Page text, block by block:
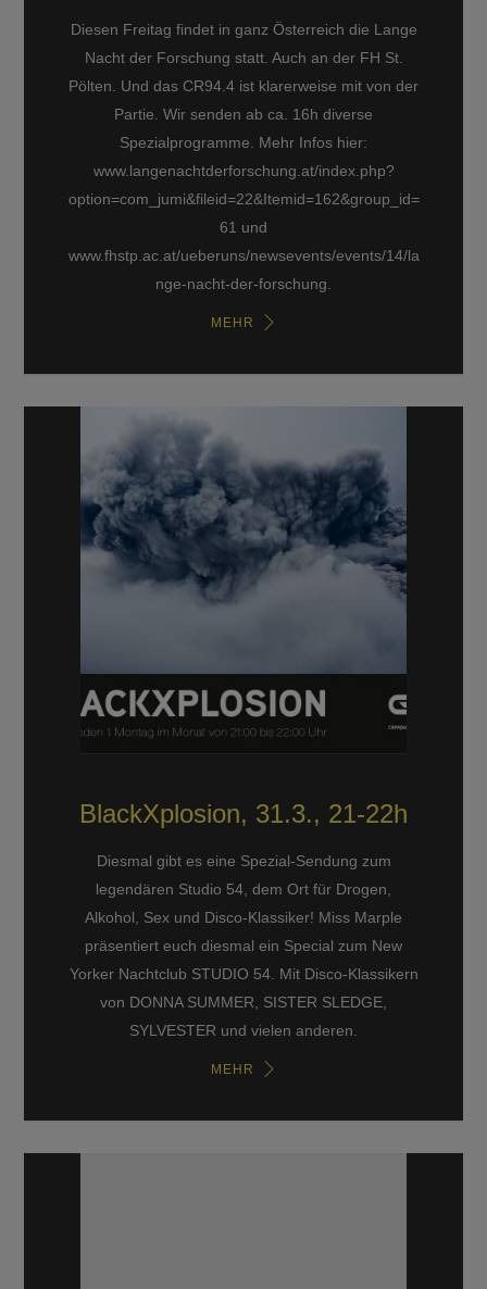
Diesen Freitag findet in ganz Österreich die Lange
Nacht der Forschung statt. Auch an der FH St.
Pölten. Und das CR94.4 ist klarerweise mit von der
Partie. Wir senden ab ca. 16h diverse
Spezialprogramme. Mehr Infos hier:
www.langenachtderforschung.at/index.php?
option=com_jumi&fileid=22&Itemid=162&group_id=
61 und
www.fhstp.ac.at/ueberuns/newsevents/events/14/la
nge-nacht-der-forschung.
MEHR
BlackXplosion, 31.3., 21-22h
Diesmal gibt es eine Spezial-Sendung zum
legendären Studio 54, dem Ort für Drogen,
Alkohol, Sex und Disco-Klassiker! Miss Marple
präsentiert euch diesmal ein Special zum New
Yorker Nachtclub STUDIO 54. Mit Disco-Klassikern
von DONNA SUMMER, SISTER SLEDGE,
SYLVESTER und vielen anderen.
MEHR